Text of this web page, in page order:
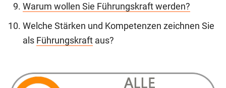
Warum wollen Sie Führungskraft werden?
Welche Stärken und Kompetenzen zeichnen Sie
als Führungskraft aus?